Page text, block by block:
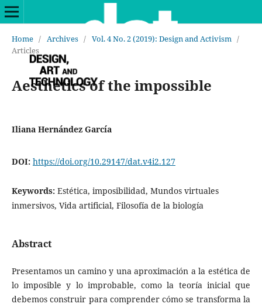
Home / Archives / Vol. 4 No. 2 (2019): Design and Activism /
Articles
Aesthetics of the impossible
Iliana Hernández García
DOI: https://doi.org/10.29147/dat.v4i2.127
Keywords: Estética, imposibilidad, Mundos virtuales
inmersivos, Vida artificial, Filosofía de la biología
Abstract
Presentamos un camino y una aproximación a la estética de
lo imposible y lo improbable, como la teoría inicial que
debemos construir para comprender cómo se transforma la